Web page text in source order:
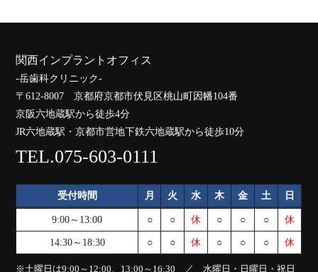
関西インプラントオフィス
-岳歯科クリニック-
〒612-8007 京都府京都市伏見区桃山町因幡104番
京阪六地蔵駅から徒歩4分
JR六地蔵駅・京都市営地下鉄六地蔵駅から徒歩10分
TEL.075-603-0111
受付時間 月 火 水 木 金 土 日
9:00～13:00 ○ ○ 休 ○ ○ ○
休
14:30～18:30
○ ○ 休 ○ ○ ○ 休
※土曜日は9:00～12:00、13:00～16:30 ／ 水曜日・日曜日・祝日